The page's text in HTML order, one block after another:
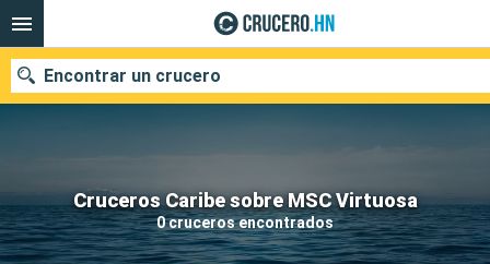
Cruceros Caribe sobre MSC Virtuosa
0 cruceros encontrados
Encontrar un crucero
Nuestros destinos
Fecha de salida